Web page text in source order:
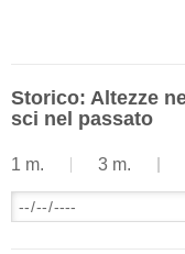
Storico: Altezze
sci nel passato
1 m. 3 m.